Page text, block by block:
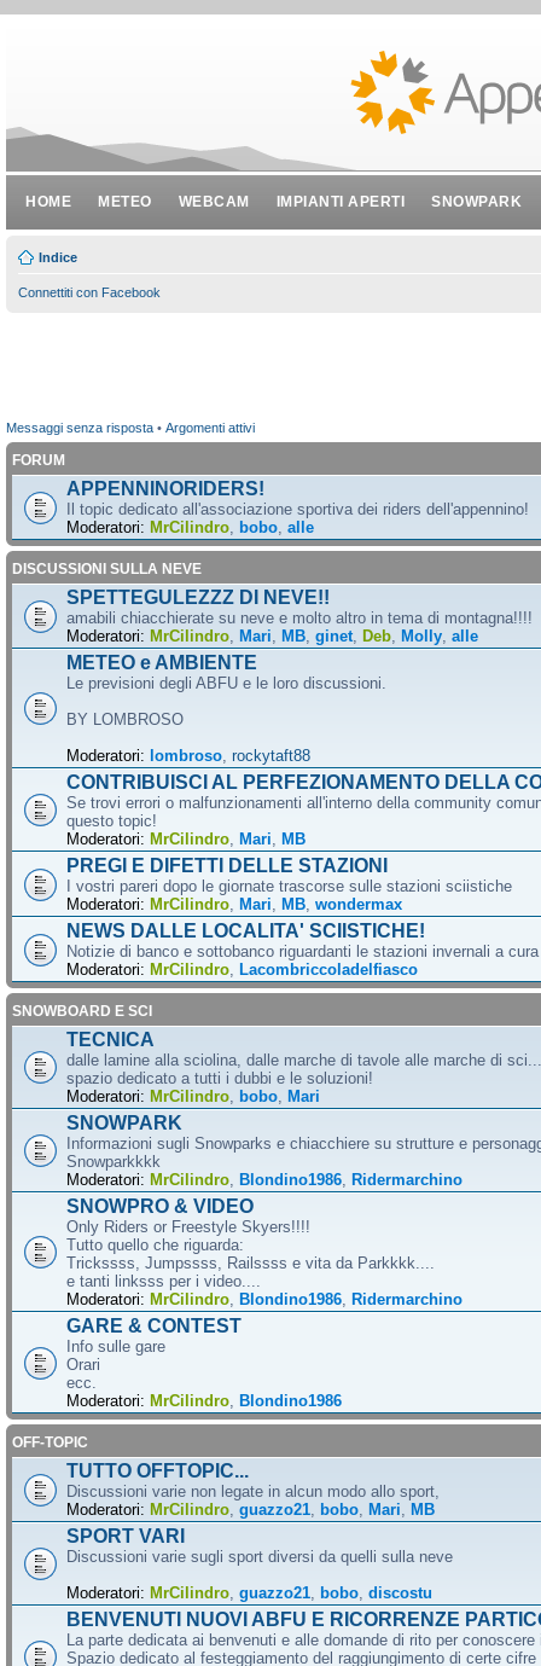
HOME METEO WEBCAM IMPIANTI APERTI SNOWPARK
Indice
Connettiti con Facebook
Messaggi senza risposta • Argomenti attivi
FORUM
APPENNINORIDERS!
Il topic dedicato all'associazione sportiva dei riders dell'appennino!
Moderatori: MrCilindro bobo alle
DISCUSSIONI SULLA NEVE
SPETTEGULEZZZ DI NEVE!!
amabili chiacchierate su neve e molto altro in tema di montagna!!!!
Moderatori: MrCilindro Mari MB ginet Deb Molly alle
METEO e AMBIENTE
Le previsioni degli ABFU e le loro discussioni.
BY LOMBROSO
Moderatori: lombroso rockytaft88
CONTRIBUISCI AL PERFEZIONAMENTO DELLA
Se trovi errori o malfunzionamenti all'interno della community
questo topic!
Moderatori: MrCilindro Mari MB
PREGI E DIFETTI DELLE STAZIONI
I vostri pareri dopo le giornate trascorse sulle stazioni sciistiche
Moderatori: MrCilindro Mari MB wondermax
NEWS DALLE LOCALITA' SCIISTICHE!
Notizie di banco e sottobanco riguardanti le stazioni invernali a
Moderatori: MrCilindro Lacombriccoladelfiasco
SNOWBOARD E SCI
TECNICA
dalle lamine alla sciolina, dalle marche di tavole alle marche di
spazio dedicato a tutti i dubbi e le soluzioni!
Moderatori: MrCilindro bobo Mari
SNOWPARK
Informazioni sugli Snowparks e chiacchiere su strutture e
Snowparkkkk
Moderatori: MrCilindro Blondino1986 Ridermarchino
SNOWPRO & VIDEO
Only Riders or Freestyle Skyers!!!!
Tutto quello che riguarda:
Trickssss, Jumpssss, Railssss e vita da Parkkkk....
e tanti linksss per i video....
Moderatori: MrCilindro Blondino1986 Ridermarchino
GARE & CONTEST
Info sulle gare
Orari
ecc.
Moderatori: MrCilindro Blondino1986
OFF-TOPIC
TUTTO OFFTOPIC...
Discussioni varie non legate in alcun modo allo sport,
Moderatori: MrCilindro guazzo21 bobo Mari MB
SPORT VARI
Discussioni varie sugli sport diversi da quelli sulla neve
Moderatori: MrCilindro guazzo21 bobo discostu
BENVENUTI NUOVI ABFU E RICORRENZE
La parte dedicata ai benvenuti e alle domande di rito per
Spazio dedicato al festeggiamento del raggiungimento di certe cifre